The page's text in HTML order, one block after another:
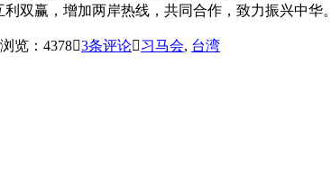
双赢，增加两岸热线，共同合作，致力振兴中华。
浏览：43783条评论习马会, 台湾